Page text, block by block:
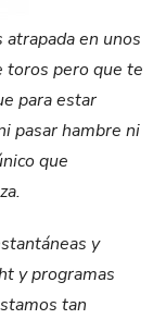
atrapada en unos
to­ros pero que te
para estar
pasar hambre ni
que
y
y programas
tan